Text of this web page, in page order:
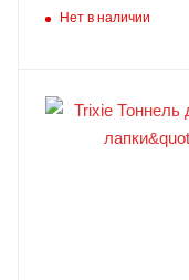
Нет в наличии